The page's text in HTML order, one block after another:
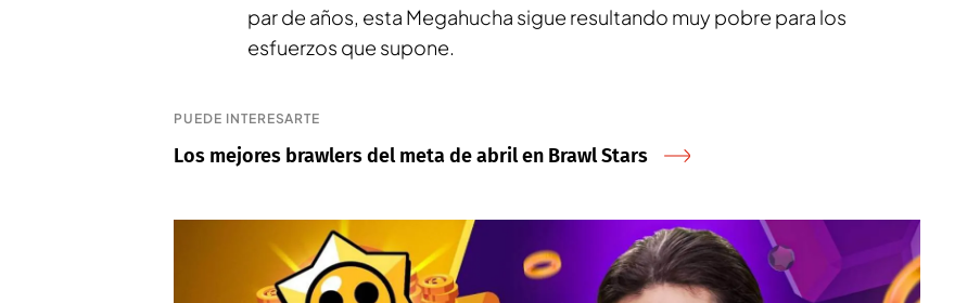
par de años, esta Megahucha sigue resultando muy pobre para los
esfuerzos que supone.
PUEDE INTERESARTE
Los mejores brawlers del meta de abril en Brawl Stars